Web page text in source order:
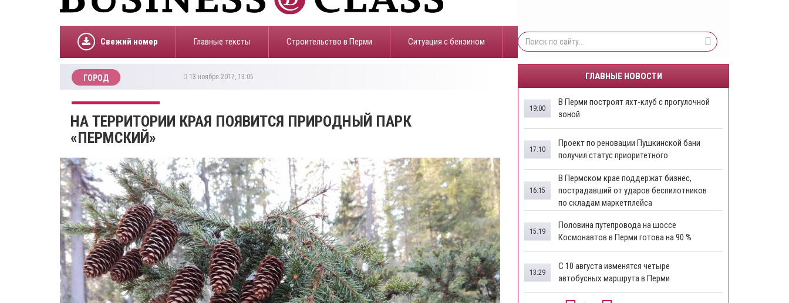
Свежий номер Главные тексты Строительство в Перми ​Ситуация с бензином
ГОРОД 13 ноября 2017, 13:05
НА ТЕРРИТОРИИ КРАЯ ПОЯВИТСЯ ПРИРОДНЫЙ ПАРК
«ПЕРМСКИЙ»
ГЛАВНЫЕ НОВОСТИ
В Перми построят яхт-клуб с прогулочной
зоной
19:00
​Проект по реновации Пушкинской бани
получил статус приоритетного
17:10
​В Пермском крае поддержат бизнес,
пострадавший от ударов беспилотников
по складам маркетплейса
16:15
​Половина путепровода на шоссе
Космонавтов в Перми готова на 90 %
15:19
​С 10 августа изменятся четыре
автобусных маршрута в Перми
13:29